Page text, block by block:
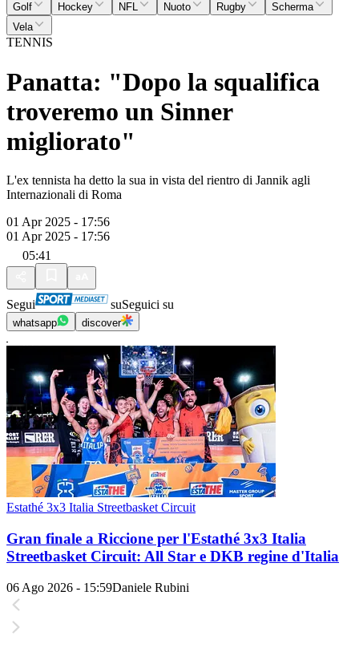
Golf
Hockey NFL Nuoto Rugby
Scherma
Vela
TENNIS
Panatta: "Dopo la squalifica
troveremo un Sinner
migliorato"
L'ex tennista ha detto la sua in vista del rientro di Jannik agli
Internazionali di Roma
01 Apr 2025 - 17:56
01 Apr 2025 - 17:56
05:41
Segui suSeguici su
whatsapp discover
Estathé 3x3 Italia Streetbasket Circuit
Gran finale a Riccione per l'Estathé 3x3 Italia
Streetbasket Circuit: All Star e DKB regine d'Italia
06 Ago 2026 - 15:59Daniele Rubini